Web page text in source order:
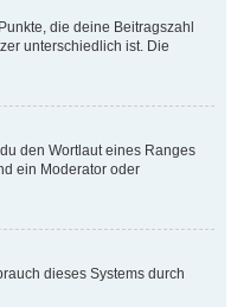
die deine Beitragszahl
unterschiedlich ist. Die
den Wortlaut eines Ranges
ein Moderator oder
dieses Systems durch